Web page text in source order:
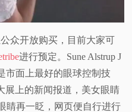
众开放购买，目前大家可
进行预定。Sune Alstrup J
市面上最好的眼球控制技
展上的新闻报道，美女眼睛
睛再一眨，网页便自行进行